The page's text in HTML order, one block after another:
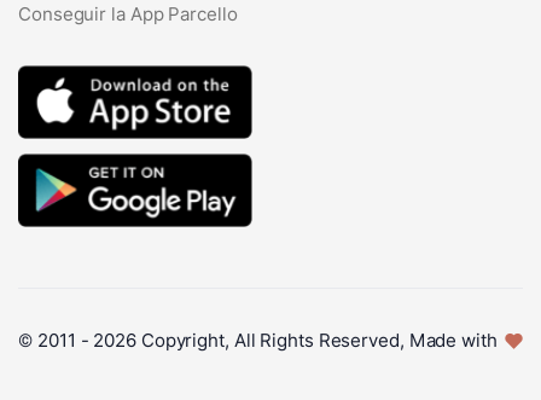
Conseguir la App Parcello
© 2011 - 2026 Copyright, All Rights Reserved, Made with